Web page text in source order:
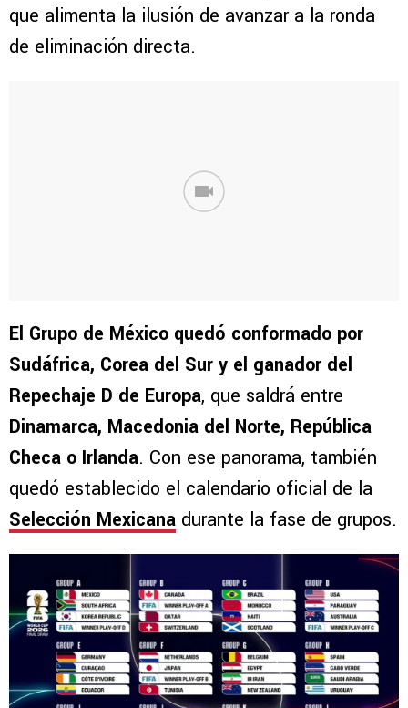
que alimenta la ilusión de avanzar a la ronda
de eliminación directa.
El Grupo de México quedó conformado por
Sudáfrica, Corea del Sur y el ganador del
Repechaje D de Europa, que saldrá entre
Dinamarca, Macedonia del Norte, República
Checa o Irlanda. Con ese panorama, también
quedó establecido el calendario oficial de la
Selección Mexicana durante la fase de grupos.